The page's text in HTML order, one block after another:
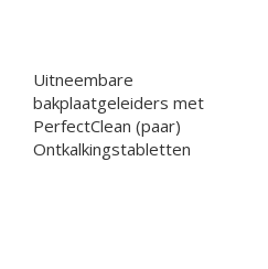
Uitneembare
bakplaatgeleiders met
PerfectClean (paar)
Ontkalkingstabletten